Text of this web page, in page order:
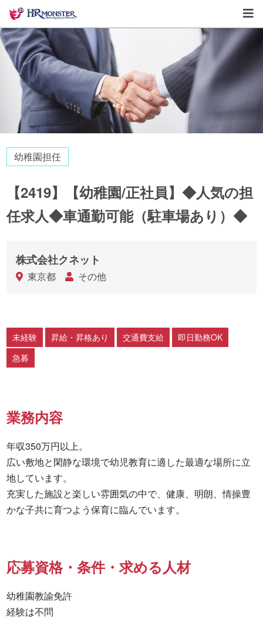
幼稚園担任
【2419】【幼稚園/正社員】◆人気の担
任求人◆車通勤可能（駐車場あり）◆
株式会社クネット
東京都 その他
未経験 昇給・昇格あり 交通費支給
即日勤務OK
急募
業務内容
年収350万円以上。
広い敷地と閑静な環境で幼児教育に適した最適な場所に立
地しています。
充実した施設と楽しい雰囲気の中で、健康、明朗、情操豊
かな子共に育つよう保育に臨んでいます。
応募資格・条件・求める人材
幼稚園教諭免許
経験は不問